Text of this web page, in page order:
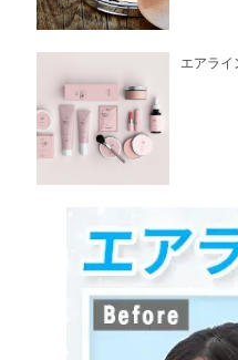
エアラ